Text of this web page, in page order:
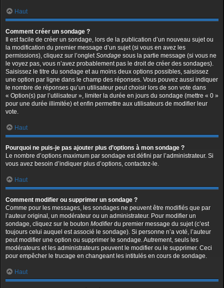
Haut
Comment créer un sondage ?
Il est facile de créer un sondage, lors de la publication d’un nouveau sujet ou
la modification du premier message d’un sujet (si vous en avez les
permissions), cliquez sur l’ongletSondage sous la partie message (si vous ne
le voyez pas, vous n’avez probablement pas le droit de créer des sondages).
Saisissez le titre du sondage et au moins deux options possibles, saisissez
une option par ligne dans le champ des réponses. Vous pouvez aussi indiquer
le nombre de réponses qu’un utilisateur peut choisir lors de son vote dans
« Option(s) par l’utilisateur », limiter la durée en jours du sondage (mettre « 0 »
pour une durée illimitée) et enfin permettre aux utilisateurs de modifier leur
vote.
Haut
Pourquoi ne puis-je pas ajouter plus d’options à mon sondage ?
Le nombre d’options maximum par sondage est défini par l’administrateur. Si
vous avez besoin d’indiquer plus d’options, contactez-le.
Haut
Comment modifier ou supprimer un sondage ?
Comme pour les messages, les sondages ne peuvent être modifiés que par
l’auteur original, un modérateur ou un administrateur. Pour modifier un
sondage, cliquez sur le bouton Modifierdu premier message du sujet (c’est
toujours celui auquel est associé le sondage). Si personne n’a voté, l’auteur
peut modifier une option ou supprimer le sondage. Autrement, seuls les
modérateurs et les administrateurs peuvent le modifier ou le supprimer. Ceci
pour empêcher le trucage en changeant les intitulés en cours de sondage.
Haut